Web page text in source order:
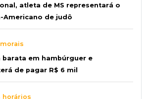
atleta de MS representará o
Americano de judô
barata em hambúrguer e
de pagar R$ 6 mil
horários